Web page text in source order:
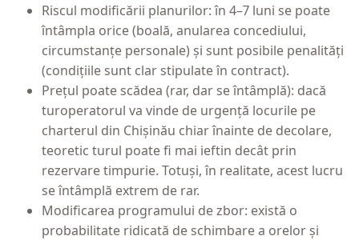
Riscul modificării planurilor: în 4–7 luni se poate
întâmpla orice (boală, anularea concediului,
circumstanțe personale) și sunt posibile penalități
(condițiile sunt clar stipulate în contract).
Prețul poate scădea (rar, dar se întâmplă): dacă
turoperatorul va vinde de urgență locurile pe
charterul din Chișinău chiar înainte de decolare,
teoretic turul poate fi mai ieftin decât prin
rezervare timpurie. Totuși, în realitate, acest lucru
se întâmplă extrem de rar.
Modificarea programului de zbor: există o
probabilitate ridicată de schimbare a orelor și